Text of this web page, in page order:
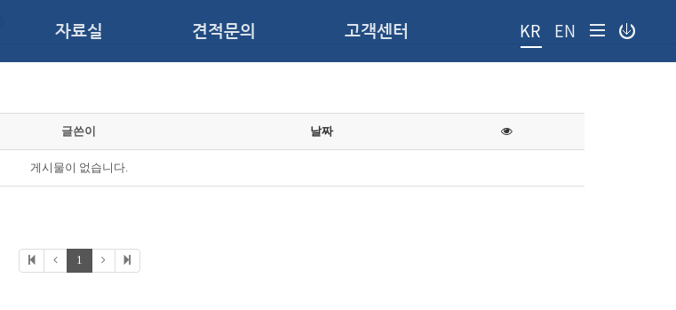
KR EN
자료실 견적문의 고객센터
미등록페이지
Power Quality Energy Solutions
글쓴이 날짜
게시물이 없습니다.
1